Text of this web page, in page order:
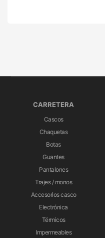
CARRETERA
Cascos
Chaquetas
Botas
Guantes
Pantalones
Trajes / monos
Accesorios casco
Electrónica
Térmicos
Impermeables